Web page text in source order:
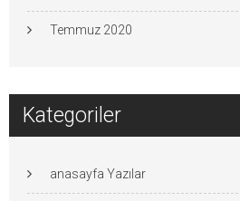
Temmuz 2020
Kategoriler
anasayfa Yazılar